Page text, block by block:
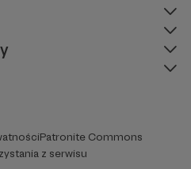
Patronite Commons
z serwisu